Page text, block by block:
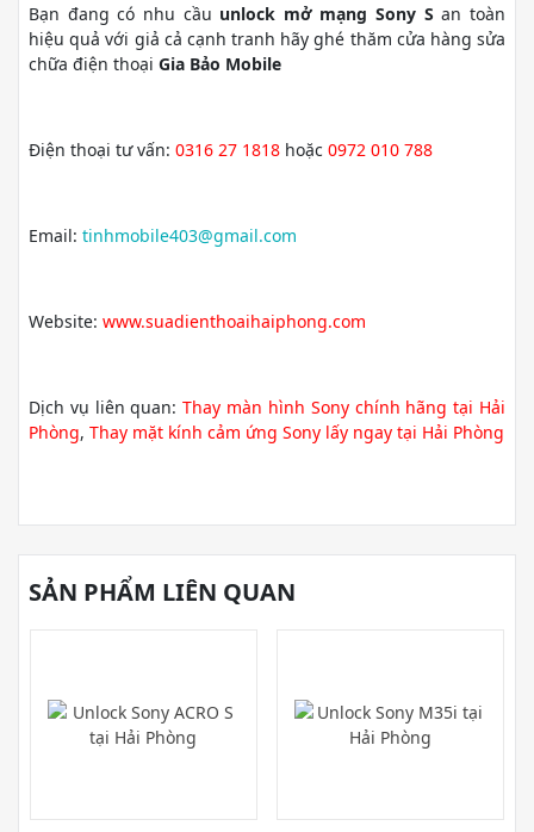
Bạn đang có nhu cầu unlock mở mạng Sony S an toàn
hiệu quả với giả cả cạnh tranh hãy ghé thăm cửa hàng sửa
chữa điện thoại Gia Bảo Mobile
Điện thoại tư vấn: 0316 27 1818 hoặc 0972 010 788
Email: tinhmobile403@gmail.com
Website: www.suadienthoaihaiphong.com
Dịch vụ liên quan:Thay màn hình Sony chính hãng tại Hải
Phòng, Thay mặt kính cảm ứng Sony lấy ngay tại Hải Phòng
SẢN PHẨM LIÊN QUAN